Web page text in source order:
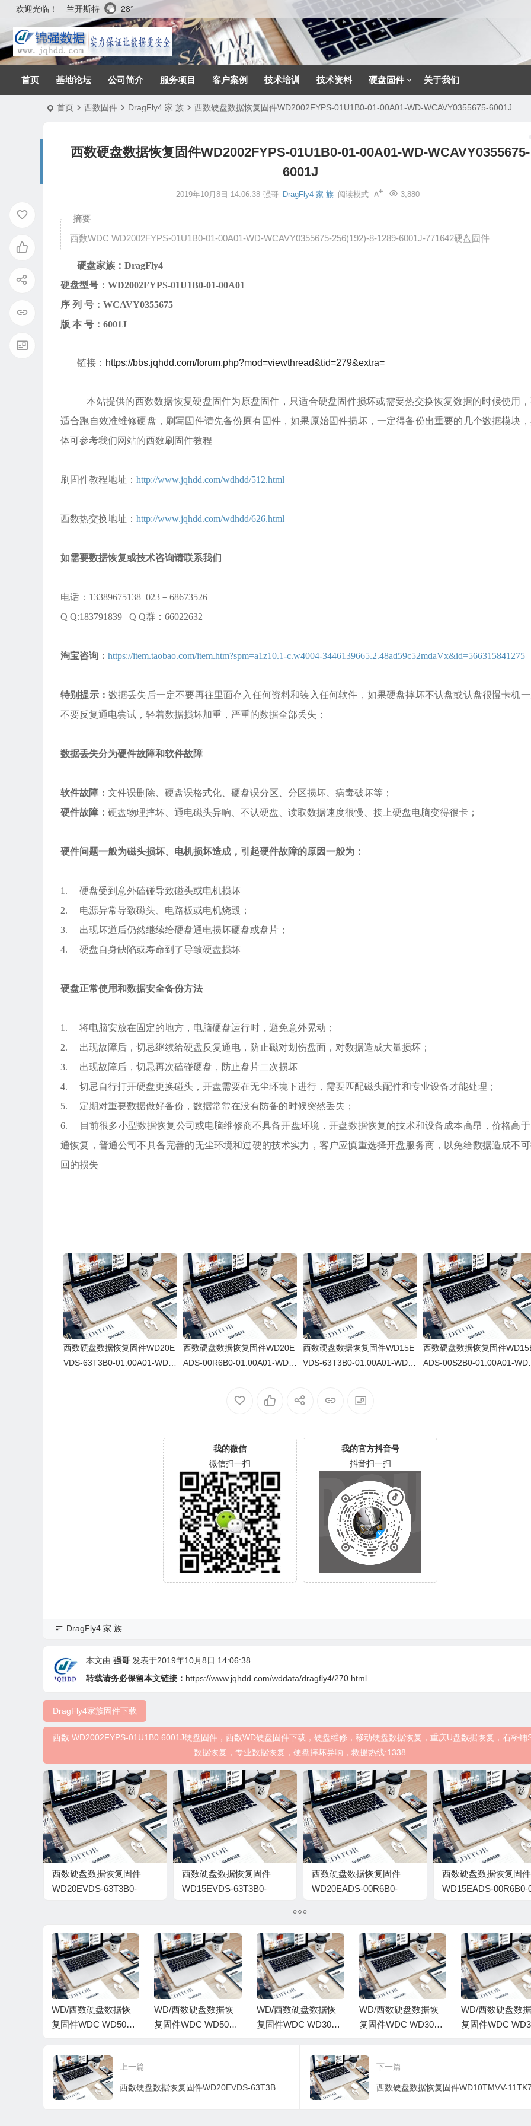
欢迎光临！ 兰开斯特 28°
首页 基地论坛 公司简介 服务项目 客户案例 技术培训 技术资料 硬盘固件 关于我们
首页 西数固件 DragFly4 家 族 西数硬盘数据恢复固件WD2002FYPS-01U1B0-01-00A01-WD-WCAVY0355675-6001J
西数硬盘数据恢复固件WD2002FYPS-01U1B0-01-00A01-WD-WCAVY0355675-
6001J
2019年10月8日 14:06:38 强哥 DragFly4 家 族 3,880
阅读模式
摘要
西数WDC WD2002FYPS-01U1B0-01-00A01-WD-WCAVY0355675-256(192)-8-1289-6001J-771642硬盘固件
硬盘家族： DragFly4
硬盘型号： WD2002FYPS-01U1B0-01-00A01
序 列 号： WCAVY0355675
版 本 号： 6001J
链接： https://bbs.jqhdd.com/forum.php?mod=viewthread&tid=279&extra=
本站提供的西数数据恢复硬盘固件为原盘固件，只适合硬盘固件损坏或需要热交换恢复数据的时候使用
适合跑自效准维修硬盘，刷写固件请先备份原有固件，如果原始固件损坏，一定得备份出重要的几个数据模块
体可参考我们网站的西数刷固件教程
刷固件教程地址： http://www.jqhdd.com/wdhdd/512.html
西数热交换地址： http://www.jqhdd.com/wdhdd/626.html
如需要数据恢复或技术咨询请联系我们
电话：13389675138 023－68673526
Q Q:183791839 Q Q群：66022632
淘宝咨询： https://item.taobao.com/item.htm?spm=a1z10.1-c.w4004-3446139665.2.48ad59c52mdaVx&id=566315841275
特别提示： 数据丢失后一定不要再往里面存入任何资料和装入任何软件，如果硬盘摔坏不认盘或认盘很慢卡机
不要反复通电尝试，轻着数据损坏加重，严重的数据全部丢失；
数据丢失分为硬件故障和软件故障
软件故障： 文件误删除、硬盘误格式化、硬盘误分区、分区损坏、病毒破坏等；
硬件故障： 硬盘物理摔坏、通电磁头异响、不认硬盘、读取数据速度很慢、接上硬盘电脑变得很卡；
硬件问题一般为磁头损坏、电机损坏造成，引起硬件故障的原因一般为：
1. 硬盘受到意外磕碰导致磁头或电机损坏
2. 电源异常导致磁头、电路板或电机烧毁；
3. 出现坏道后仍然继续给硬盘通电损坏硬盘或盘片；
4. 硬盘自身缺陷或寿命到了导致硬盘损坏
硬盘正常使用和数据安全备份方法
1. 将电脑安放在固定的地方，电脑硬盘运行时，避免意外晃动；
2. 出现故障后，切忌继续给硬盘反复通电，防止磁对划伤盘面，对数据造成大量损坏；
3. 出现故障后，切忌再次磕碰硬盘，防止盘片二次损坏
4. 切忌自行打开硬盘更换碰头，开盘需要在无尘环境下进行，需要匹配磁头配件和专业设备才能处理；
5. 定期对重要数据做好备份，数据常常在没有防备的时候突然丢失；
6. 目前很多小型数据恢复公司或电脑维修商不具备开盘环境，开盘数据恢复的技术和设备成本高昂，价格高
通恢复，普通公司不具备完善的无尘环境和过硬的技术实力，客户应慎重选择开盘服务商，以免给数据造成不
回的损失
西数硬盘数据恢复固件WD20E
VDS-63T3B0-01.00A01-WD-
西数硬盘数据恢复固件WD20E
ADS-00R6B0-01.00A01-WD-
西数硬盘数据恢复固件WD15E
VDS-63T3B0-01.00A01-WD-
西数硬盘数据恢复固件
ADS-00S2B0-01.00A01-WD-
我的微信
微信扫一扫
我的官方抖音号
抖音扫一扫
DragFly4 家 族
本文由 强哥 发表于2019年10月8日 14:06:38
转载请务必保留本文链接： https://www.jqhdd.com/wddata/dragfly4/270.html
DragFly4家族固件下载
西数 WD2002FYPS-01U1B0 6001J硬盘固件，西数WD硬盘固件下载，硬盘维修，移动硬盘数据恢复，重庆U盘数据恢复，石桥铺
数据恢复，专业数据恢复，硬盘摔坏异响，救援热线:1338
西数硬盘数据恢复固件
WD20EVDS-63T3B0-
西数硬盘数据恢复固件
WD15EVDS-63T3B0-
009000A1
西数硬盘数据恢复固件
WD20EADS-00R6B0-
西数硬盘数据恢复固件
WD15EADS-00R6B0-
WD/西数硬盘数据恢
复固件WDC WD5000
A01-WD-WMC6Z0E1
3TXC-00050049-1578
WD/西数硬盘数据恢
复固件WDC WD3003
WD/西数硬盘数据恢
复固件WDC WD3003
A01-WD-WMC1F0E3
VJEF-00010094-1920
WD/西数硬盘数据恢
复固件WDC WD3001
0A81-WD-WCC13235
7542-0001009E-S192
0
WD/西数硬盘数
复固件WDC
上一篇 下一篇